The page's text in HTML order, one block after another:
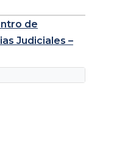
de
Judiciales –